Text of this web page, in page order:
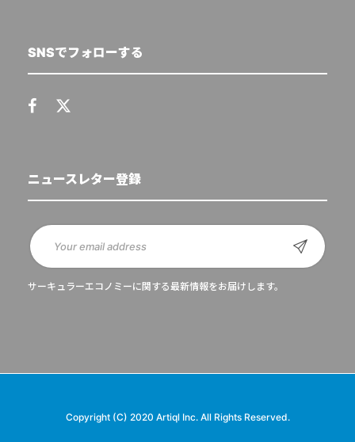
SNSでフォローする
ニュースレター登録
サーキュラーエコノミーに関する最新情報をお届けします。
Copyright (C) 2020 Artiql Inc. All Rights Reserved.